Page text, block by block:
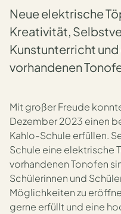
Neue elektrische
Kreativität,
Kunstunterricht
vorhandenen
Mit großer Freude
Dezember 2023 einen
Kahlo-Schule erfüllen.
Schule eine elektrische
vorhandenen Tonofen
Schülerinnen und
Möglichkeiten zu
gerne erfüllt und eine